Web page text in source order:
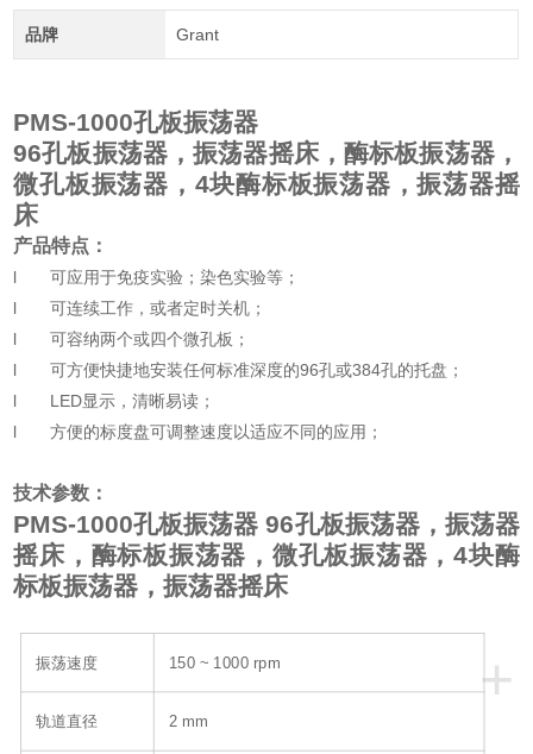
品牌 Grant
PMS-1000孔板振荡器
96孔板振荡器，振荡器摇床，酶标板振荡器，
微孔板振荡器，4块酶标板振荡器，振荡器摇
床
产品特点：
l 可应用于免疫实验；染色实验等；
l 可连续工作，或者定时关机；
l 可容纳两个或四个微孔板；
l 可方便快捷地安装任何标准深度的96孔或384孔的托盘；
l LED显示，清晰易读；
l 方便的标度盘可调整速度以适应不同的应用；
技术参数：
PMS-1000孔板振荡器 96孔板振荡器，振荡器
摇床，酶标板振荡器，微孔板振荡器，4块酶
标板振荡器，振荡器摇床
+
振荡速度 150 ~ 1000 rpm
轨道直径 2 mm